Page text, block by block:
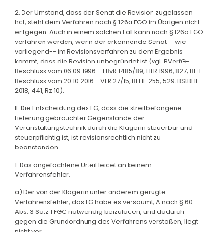
2. Der Umstand, dass der Senat die Revision zugelassen
hat, steht dem Verfahren nach § 126a FGO im Übrigen nicht
entgegen. Auch in einem solchen Fall kann nach § 126a FGO
verfahren werden, wenn der erkennende Senat --wie
vorliegend-- im Revisionsverfahren zu dem Ergebnis
kommt, dass die Revision unbegründet ist (vgl. BVerfG-
Beschluss vom 06.09.1996 - 1 BvR 1485/89, HFR 1996, 827; BFH-
Beschluss vom 20.10.2016 - VI R 27/15, BFHE 255, 529, BStBl II
2018, 441, Rz 10).
II. Die Entscheidung des FG, dass die streitbefangene
Lieferung gebrauchter Gegenstände der
Veranstaltungstechnik durch die Klägerin steuerbar und
steuerpflichtig ist, ist revisionsrechtlich nicht zu
beanstanden.
1. Das angefochtene Urteil leidet an keinem
Verfahrensfehler.
a) Der von der Klägerin unter anderem gerügte
Verfahrensfehler, das FG habe es versäumt, A nach § 60
Abs. 3 Satz 1 FGO notwendig beizuladen, und dadurch
gegen die Grundordnung des Verfahrens verstoßen, liegt